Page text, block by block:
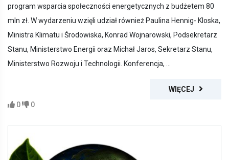
program wsparcia społeczności energetycznych z budżetem 80
mln zł. W wydarzeniu wzięli udział również Paulina Hennig- Kloska,
Ministra Klimatu i Środowiska, Konrad Wojnarowski, Podsekretarz
Stanu, Ministerstwo Energii oraz Michał Jaros, Sekretarz Stanu,
Ministerstwo Rozwoju i Technologii. Konferencja, ...
WIĘCEJ
0
0